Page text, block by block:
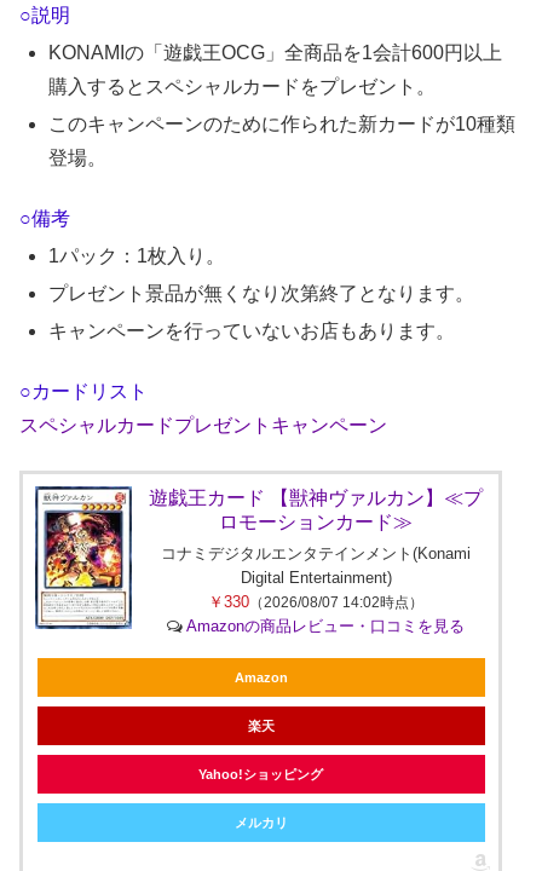
○説明
KONAMIの「遊戯王OCG」全商品を1会計600円以上
購入するとスペシャルカードをプレゼント。
このキャンペーンのために作られた新カードが10種類
登場。
○備考
1パック：1枚入り。
プレゼント景品が無くなり次第終了となります。
キャンペーンを行っていないお店もあります。
○カードリスト
スペシャルカードプレゼントキャンペーン
遊戯王カード 【獣神ヴァルカン】≪プ
ロモーションカード≫
コナミデジタルエンタテインメント(Konami
Digital Entertainment)
￥330 （2026/08/07 14:02時点）
Amazonの商品レビュー・口コミを見る
Amazon
楽天
Yahoo!ショッピング
メルカリ